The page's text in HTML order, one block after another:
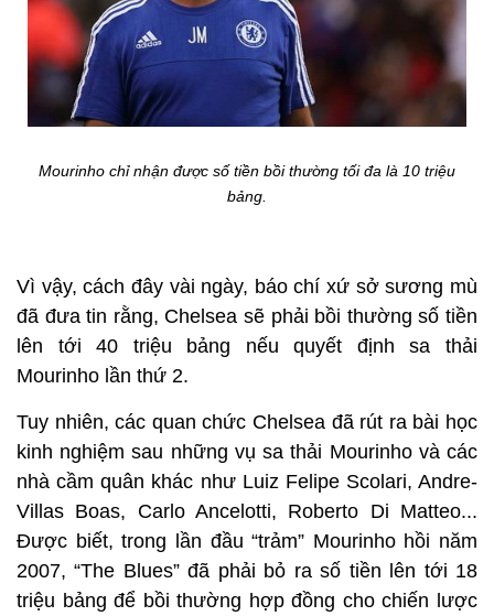
Mourinho chỉ nhận được số tiền bồi thường tối đa là 10 triệu
bảng.
Vì vậy, cách đây vài ngày, báo chí xứ sở sương mù
đã đưa tin rằng, Chelsea sẽ phải bồi thường số tiền
lên tới 40 triệu bảng nếu quyết định sa thải
Mourinho lần thứ 2.
Tuy nhiên, các quan chức Chelsea đã rút ra bài học
kinh nghiệm sau những vụ sa thải Mourinho và các
nhà cầm quân khác như Luiz Felipe Scolari, Andre-
Villas Boas, Carlo Ancelotti, Roberto Di Matteo...
Được biết, trong lần đầu “trảm” Mourinho hồi năm
2007, “The Blues” đã phải bỏ ra số tiền lên tới 18
triệu bảng để bồi thường hợp đồng cho chiến lược